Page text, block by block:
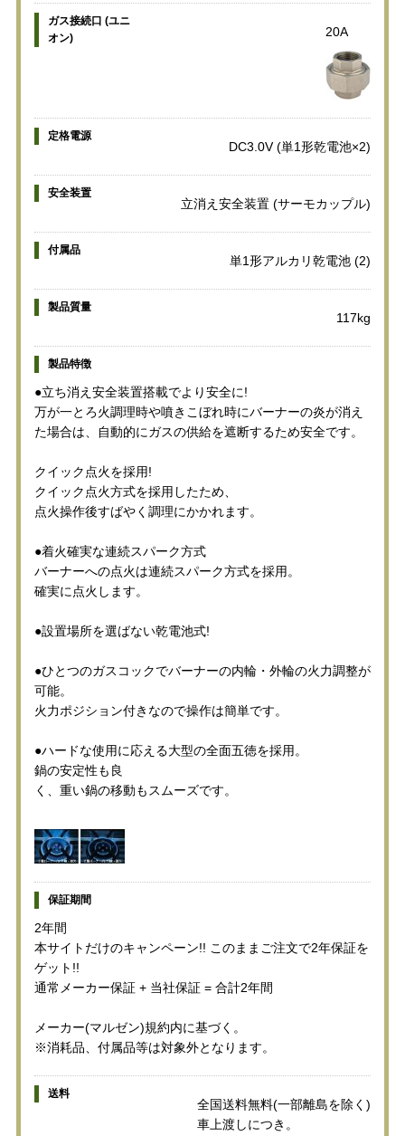
ガス接続口 (ユニ
オン)
20A
定格電源
DC3.0V (単1形乾電池×2)
安全装置
立消え安全装置 (サーモカップル)
付属品
単1形アルカリ乾電池 (2)
製品質量
117kg
製品特徴
●立ち消え安全装置搭載でより安全に!
万が一とろ火調理時や噴きこぼれ時にバーナーの炎が消え
た場合は、自動的にガスの供給を遮断するため安全です。
クイック点火を採用!
クイック点火方式を採用したため、
点火操作後すばやく調理にかかれます。
●着火確実な連続スパーク方式
バーナーへの点火は連続スパーク方式を採用。
確実に点火します。
●設置場所を選ばない乾電池式!
●ひとつのガスコックでバーナーの内輪・外輪の火力調整が
可能。
火力ポジション付きなので操作は簡単です。
●ハードな使用に応える大型の全面五徳を採用。
鍋の安定性も良
く、重い鍋の移動もスムーズです。
保証期間
2年間
本サイトだけのキャンペーン!! このままご注文で2年保証を
ゲット!!
通常メーカー保証 + 当社保証 = 合計2年間
メーカー(マルゼン)規約内に基づく。
※消耗品、付属品等は対象外となります。
送料
全国送料無料(一部離島を除く)
車上渡しにつき。